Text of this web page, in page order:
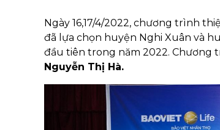
Ngày 16,17/4/2022, chương trình
đã lựa chọn huyện Nghi Xuân và
đầu tiên trong năm 2022. Chương
Nguyễn Thị Hà.